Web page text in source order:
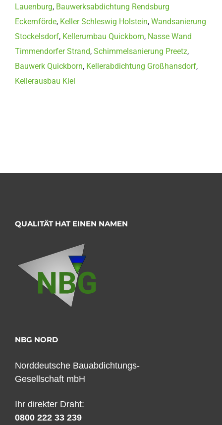
Lauenburg, Bauwerksabdichtung Rendsburg
Eckernförde, Keller Schleswig Holstein, Wandsanierung
Stockelsdorf, Kellerumbau Quickborn, Nasse Wand
Timmendorfer Strand, Schimmelsanierung Preetz,
Bauwerk Quickborn, Kellerabdichtung Großhansdorf,
Kellerausbau Kiel
QUALITÄT HAT EINEN NAMEN
NBG NORD
Norddeutsche Bauabdichtungs-
Gesellschaft mbH
Ihr direkter Draht:
0800 222 33 239